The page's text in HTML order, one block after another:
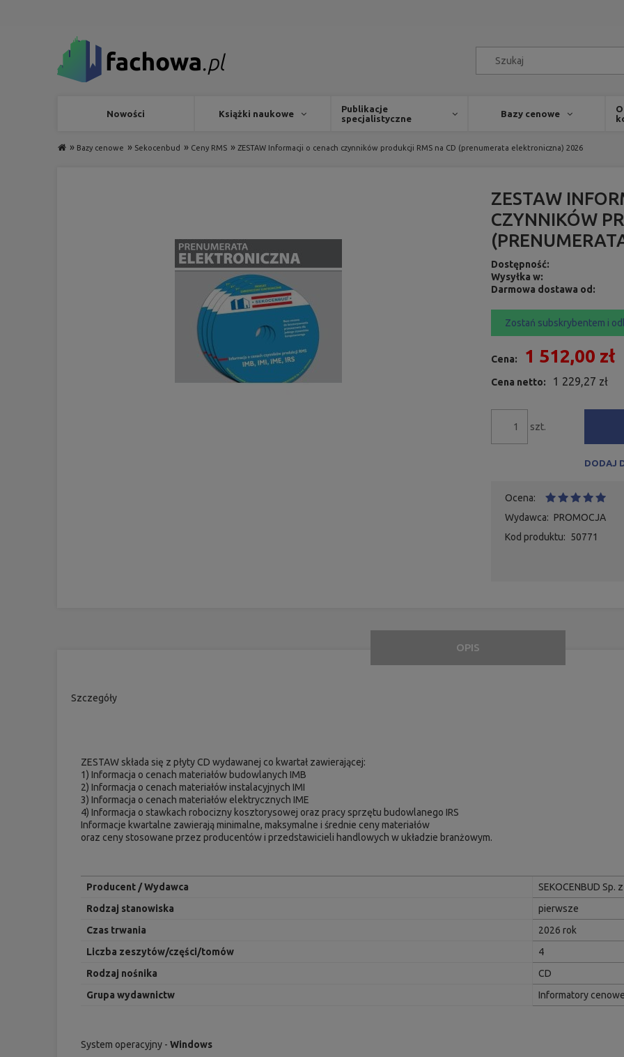
Nowości Książki naukowe
Publikacje
specjalistyczne
Bazy cenowe
» Bazy cenowe » Sekocenbud » Ceny RMS » ZESTAW Informacji o cenach czynników produkcji RMS na CD (prenumerata elektroniczna) 2026
ZESTAW
CZYNNIKÓW
Dostępność:
Wysyłka w:
Darmowa dostawa od:
Zostań subskrybentem i
Cena: 1 512,00 zł
Cena netto: 1 229,27 zł
szt.
DODAJ
Ocena:
Wydawca: PROMOCJA
Kod produktu: 50771
OPIS
Szczegóły
ZESTAW składa się z płyty CD wydawanej co kwartał zawierającej:
1) Informacja o cenach materiałów budowlanych IMB
2) Informacja o cenach materiałów instalacyjnych IMI
3) Informacja o cenach materiałów elektrycznych IME
4) Informacja o stawkach robocizny kosztorysowej oraz pracy sprzętu budowlanego IRS
Informacje kwartalne zawierają minimalne, maksymalne i średnie ceny materiałów
oraz ceny stosowane przez producentów i przedstawicieli handlowych w układzie branżowym.
Producent / Wydawca
SEKOCENBUD Sp.
Rodzaj stanowiska
pierwsze
Czas trwania
2026 rok
Liczba zeszytów/części/tomów
4
Rodzaj nośnika
CD
Grupa wydawnictw
Informatory
System operacyjny -Windows